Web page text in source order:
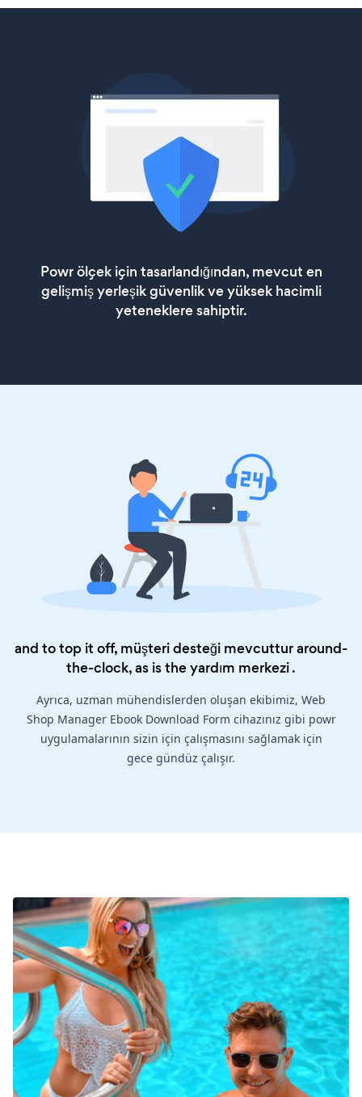
Powr ölçek için tasarlandığından, mevcut en
gelişmiş yerleşik güvenlik ve yüksek hacimli
yeteneklere sahiptir.
and to top it off, müşteri desteği mevcuttur around-
the-clock, as is theyardım merkezi.
Ayrıca, uzman mühendislerden oluşan ekibimiz, Web
Shop Manager Ebook Download Form cihazınız gibi powr
uygulamalarının sizin için çalışmasını sağlamak için
gece gündüz çalışır.